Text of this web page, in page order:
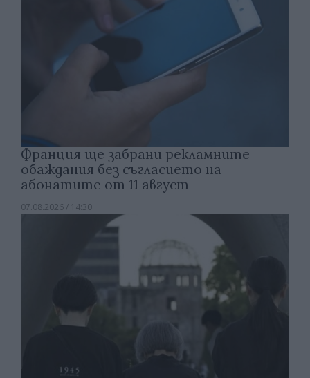
Франция ще забрани рекламните
обаждания без съгласието на
абонатите от 11 август
07.08.2026 / 14:30